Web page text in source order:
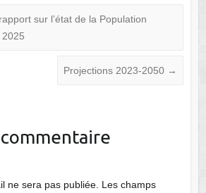
sur l’état de la Population
Projections 2023-2050 →
ne sera pas publiée. Les champs